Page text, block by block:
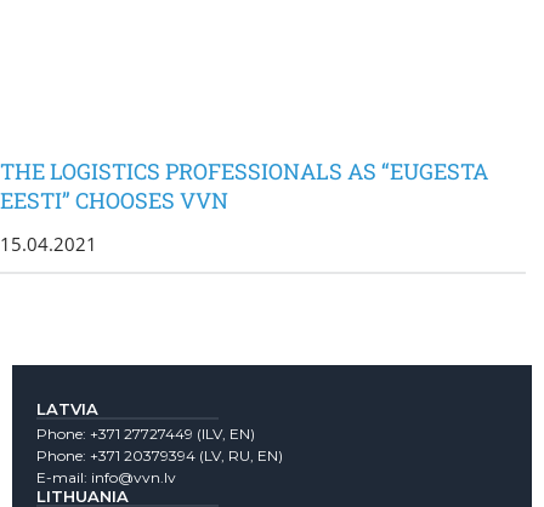
THE LOGISTICS PROFESSIONALS AS “EUGESTA
EESTI” CHOOSES VVN
15.04.2021
LATVIA
Phone: +371 27727449 (lLV, EN)
Phone: +371 20379394 (LV, RU, EN)
E-mail: info@vvn.lv
LITHUANIA